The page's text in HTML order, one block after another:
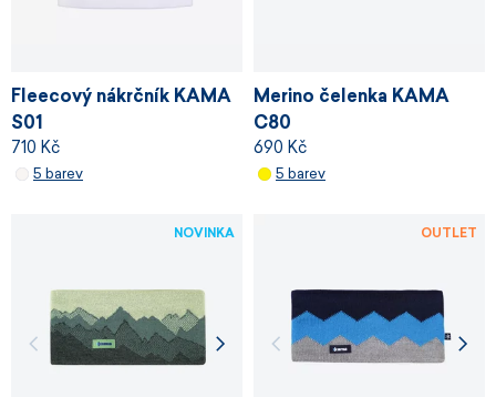
Fleecový nákrčník KAMA
S01
710 Kč
5 barev
Merino čelenka KAMA
C80
690 Kč
5 barev
NOVINKA OUTLET